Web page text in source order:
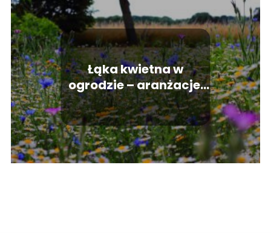
Łąka kwietna w
ogrodzie – aranżacje.
Jak zasadzić piękną
łąkę na podwórku?